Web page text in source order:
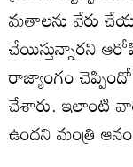
మతాలను వేరు
చేయిస్తున్నారని
రాజ్యాంగం
చేశారు. ఇలాంటి
ఉందని మంత్రి